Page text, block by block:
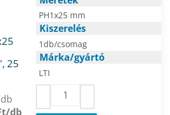
25
db
PH1x25 mm
Kiszerelés
1db/csomag
Márka/gyártó
LTI